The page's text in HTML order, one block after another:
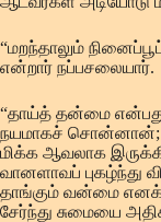
“மறந்தாலும்
என்றார் நப்பசலையார்.
“தாய்த் தன்மை
நயமாகச் சொன்னான்;
மிக்க ஆவலாக
வானளாவப் புகழ்ந்து
தாங்கும் வன்மை
சேர்ந்து சுமையை